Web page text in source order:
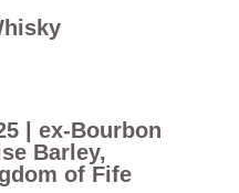
| ex-Bourbon
Barley,
of Fife